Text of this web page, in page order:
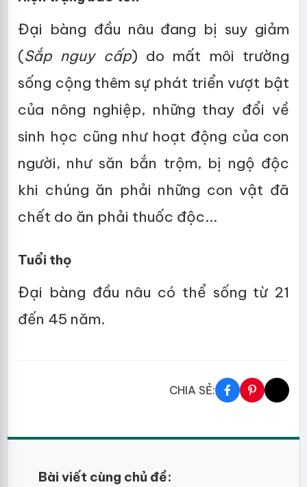
Đại bàng đầu nâu đang bị suy giảm
(Sắp nguy cấp) do mất môi trường
sống cộng thêm sự phát triển vượt bật
của nông nghiệp, những thay đổi về
sinh học cũng như hoạt động của con
người, như săn bắn trộm, bị ngộ độc
khi chúng ăn phải những con vật đã
chết do ăn phải thuốc độc...
Tuổi thọ
Đại bàng đầu nâu có thể sống từ 21
đến 45 năm.
CHIA SẺ:
Bài viết cùng chủ đề: